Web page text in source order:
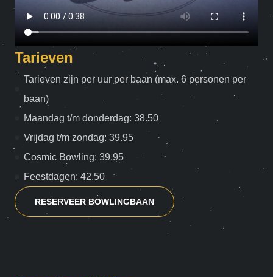
Tarieven
Tarieven zijn per uur per baan (max. 6 personen per
baan)
Maandag t/m donderdag: 38.50
Vrijdag t/m zondag: 39.95
Cosmic Bowling: 39.95
Feestdagen: 42.50
RESERVEER BOWLINGBAAN